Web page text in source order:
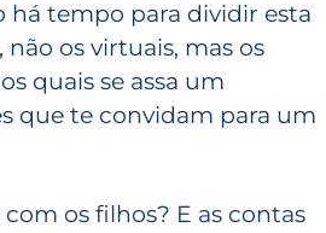
há tempo para dividir esta
os virtuais, mas os
quais se assa um
que te convidam para um
os filhos? E as contas